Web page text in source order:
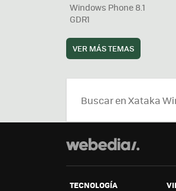
Windows Phone 8.1
GDR1
VER MÁS TEMAS
TECNOLOGÍA